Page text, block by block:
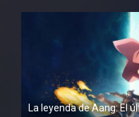
La leyenda de Aang: El